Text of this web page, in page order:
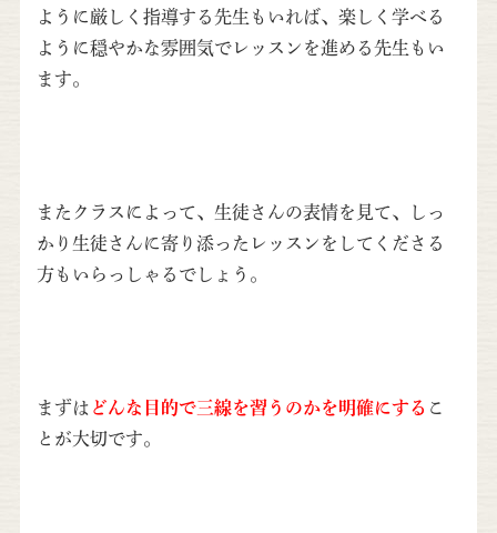
ように厳しく指導する先生もいれば、楽しく学べる
ように穏やかな雰囲気でレッスンを進める先生もい
ます。
またクラスによって、生徒さんの表情を見て、しっ
かり生徒さんに寄り添ったレッスンをしてくださる
方もいらっしゃるでしょう。
まずは どんな目的で三線を習うのかを明確にする こ
とが大切です。